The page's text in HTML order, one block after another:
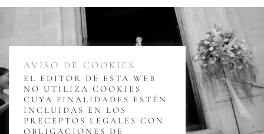
AVISO DE COOKIES
EL EDITOR DE ESTA WEB
NO UTILIZA COOKIES
CUYA FINALIDADES ESTÉN
INCLUIDAS EN LOS
PRECEPTOS LEGALES CON
OBLIGACIONES DE